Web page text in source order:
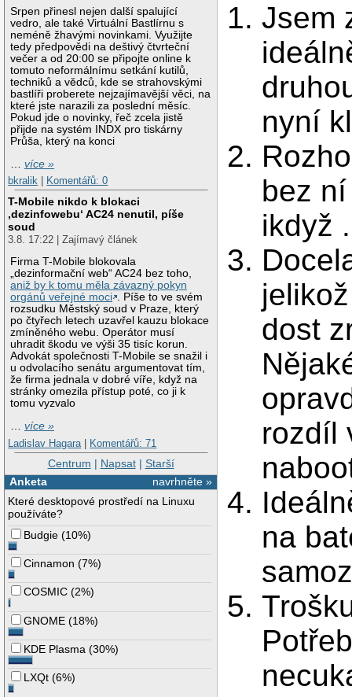
Srpen přinesl nejen další spalující
vedro, ale také Virtuální Bastlírnu s
neméně žhavými novinkami. Využijte
tedy předpovědi na deštivý čtvrteční
večer a od 20:00 se připojte online k
tomuto neformálnímu setkání kutilů,
techniků a vědců, kde se strahovskými
bastlíři proberete nejzajímavější věci, na
které jste narazili za poslední měsíc.
Pokud jde o novinky, řeč zcela jistě
přijde na systém INDX pro tiskárny
Průša, který na konci
…více »
bkralik
Komentářů: 0
T-Mobile nikdo k blokaci
‚dezinfowebu‘ AC24 nenutil, píše
soud
3.8. 17:22 | Zajímavý článek
Firma T-Mobile blokovala
„dezinformační web“ AC24 bez toho,
aniž by k tomu měla závazný pokyn
orgánů veřejné moci . Píše to ve svém
rozsudku Městský soud v Praze, který
po čtyřech letech uzavřel kauzu blokace
zmíněného webu. Operátor musí
uhradit škodu ve výši 35 tisíc korun.
Advokát společnosti T-Mobile se snažil i
u odvolacího senátu argumentovat tím,
že firma jednala v dobré víře, když na
stránky omezila přístup poté, co ji k
tomu vyzvalo
…více »
Ladislav Hagara | Komentářů: 71
Centrum | Napsat| Starší
navrhněte »
Anketa
Které desktopové prostředí na Linuxu
používáte?
Budgie (10%)
Cinnamon (7%)
COSMIC (2%)
GNOME (18%)
KDE Plasma (30%)
LXQt (6%)
Jsem
nyní
bez
ikdyž
dost
rozdíl
na